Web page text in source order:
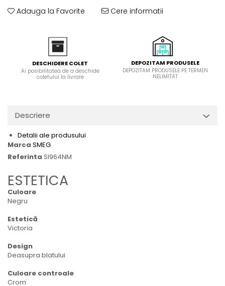
Domino( seturi modulare)
Plite cu hota integrata
Adauga la Favorite Cere informatii
DESCHIDERE COLET
Ai posibilitatea de a deschide
coletului la livrare
DEPOZITAM PRODUSELE
DEPOZITAM PRODUSELE PE TERMEN
NELIMITAT
Descriere
Detalii ale produsului
Marca SMEG
Referinta SI964NM
ESTETICA
Culoare
Negru
Estetică
Victoria
Design
Deasupra blatului
Culoare controale
Crom